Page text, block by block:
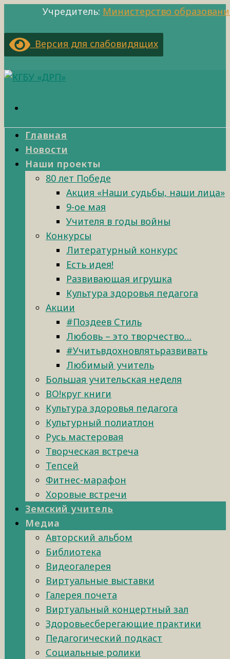
Учредитель: Министерство
Версия для слабовидящих
Главная
Новости
Наши проекты
80 лет Победе
Акция «Наши судьбы, наши лица»
9-ое мая
Учителя в годы войны
Конкурсы
Литературный конкурс
Есть идея!
Развивающая игрушка
Культура здоровья педагога
Акции
#Поздеев Стиль
Любовь – это творчество…
#Учитьвдохновлятьразвивать
Любимый учитель
Большая учительская неделя
ВО!круг книги
Культура здоровья педагога
Культурный полиатлон
Русь мастеровая
Творческая встреча
Тепсей
Фитнес-марафон
Хоровые встречи
Земский учитель
Медиа
Авторский альбом
Библиотека
Видеогалерея
Виртуальные выставки
Галерея почета
Виртуальный концертный зал
Здоровьесберегающие практики
Педагогический подкаст
Социальные ролики